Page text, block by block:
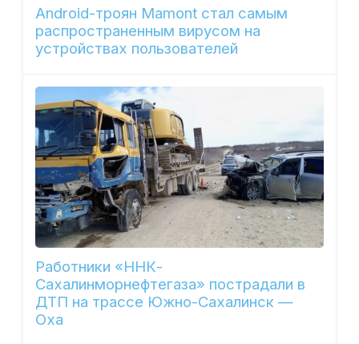
Android-троян Mamont стал самым
распространенным вирусом на
устройствах пользователей
Работники «ННК-
Сахалинморнефтегаза» пострадали в
ДТП на трассе Южно-Сахалинск —
Оха